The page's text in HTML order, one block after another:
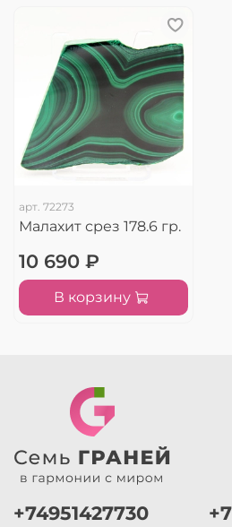
арт. 72273
Малахит срез 178.6 гр.
10 690 ₽
В корзину
+74951427730